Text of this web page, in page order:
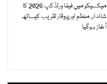
میکسیکو میں فیفا ورلڈکپ 2026 کا
شاندار، منظم اور پروقار تقریب کیساتھ
آغاز ہوگیا